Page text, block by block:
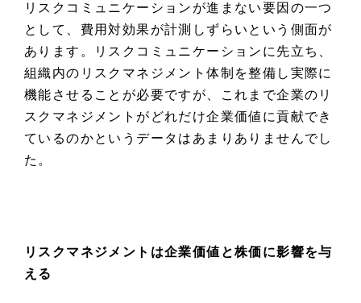
リスクコミュニケーションが進まない要因の一つ
として、費用対効果が計測しずらいという側面が
あります。
リスクコミュニケーションに先立ち、
組織内のリスクマネジメント体制を整備し実際に
機能させることが必要ですが、
これまで企業のリ
スクマネジメントがどれだけ企業価値に貢献でき
ているのかというデータはあまりありませんでし
た。
リスクマネジメントは企業価値と株価に影響を与
える